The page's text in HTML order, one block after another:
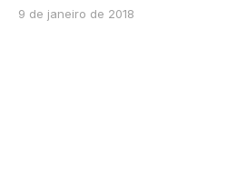
9 de janeiro de 2018